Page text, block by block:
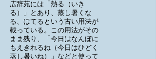
広辞苑には「熱る（いき
る）」とあり、蒸し暑くな
る、ほてるという古い用法が
載っている。この用法がその
まま残り、「今日はなんぼに
もえきれるね（今日はひどく
蒸し暑いね）」などと使って